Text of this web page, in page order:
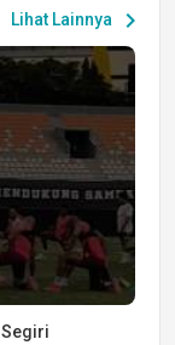
Lihat Lainnya chevron_right
Segiri